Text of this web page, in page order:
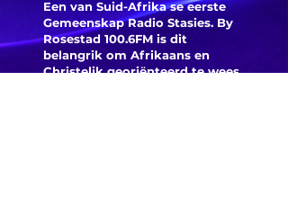
Een van Suid-Afrika se eerste
Gemeenskap Radio Stasies. By
Rosestad 100.6FM is dit
belangrik om Afrikaans en
Christelik georiënteerd te wees.